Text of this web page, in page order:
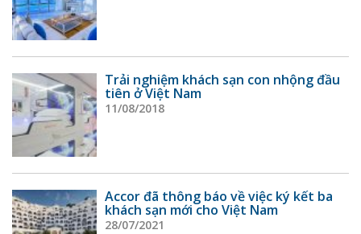
Trải nghiệm khách sạn con nhộng đầu
tiên ở Việt Nam
11/08/2018
Accor đã thông báo về việc ký kết ba
khách sạn mới cho Việt Nam
28/07/2021